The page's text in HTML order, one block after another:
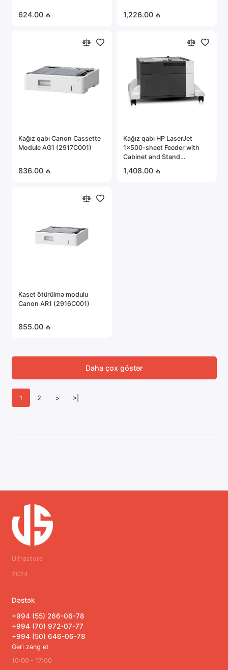
624.00 ₼ 1,226.00 ₼
Kağız qabı Canon Cassette
Module AG1 (2917C001)
836.00 ₼
Kağız qabı HP LaserJet
1x500-sheet Feeder with
Cabinet and Stand
1,408.00 ₼
Kaset ötürülmə modulu
Canon AR1 (2916C001)
855.00 ₼
1 2 > >|
Daha çox göstər
Ultrastore
2024
Dəstək
+994 (55) 266-06-78
+994 (70) 972-07-77
+994 (50) 646-06-78
Geri zəng et
10:00 - 17:00